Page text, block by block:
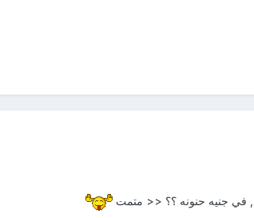
,, في جنيه حنونه ؟؟ << متمت